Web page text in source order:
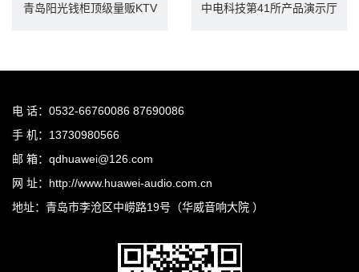
青岛阳光钱柜顶级量贩KTV 中电科技第41所产品演示厅
电 话：0532-66760086 87690086
手 机：13730980566
邮 箱：qdhuawei@126.com
网 址：http://www.huawei-audio.com.cn
地址：青岛市李沧区中崂路19号（华威音响大院 ）